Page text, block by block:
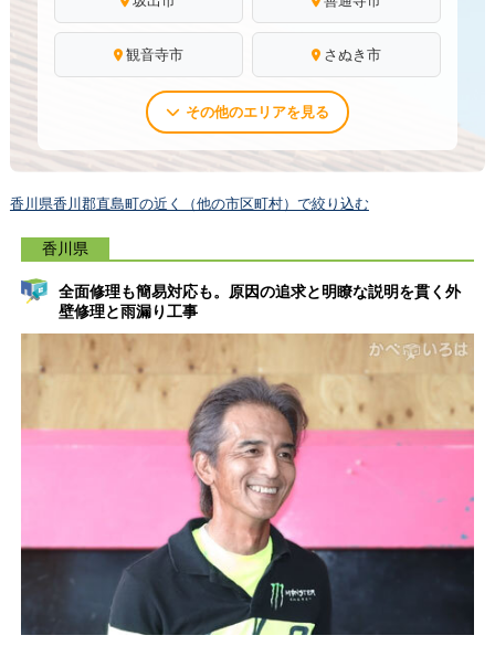
観音寺市 さぬき市
その他のエリアを見る
香川県香川郡直島町の近く（他の市区町村）で絞り込む
香川県
全面修理も簡易対応も。原因の追求と明瞭な説明を貫く外
壁修理と雨漏り工事